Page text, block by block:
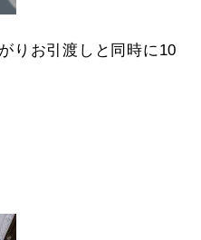
りお引渡しと同時に10